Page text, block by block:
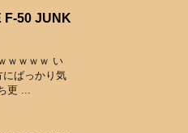
F-50 JUNK
ｗｗｗｗ い
にばっかり気
更 ...